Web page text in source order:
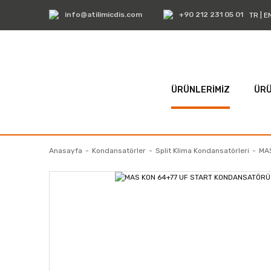
info@atilimicdis.com +90 212 231 05 01 TR
ÜRÜNLERİMİZ
Anasayfa Kondansatörler Split Klima Kondansatörleri